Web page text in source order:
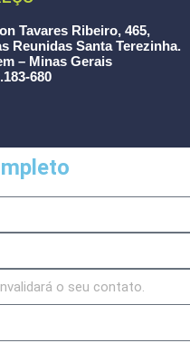
Tavares Ribeiro, 465,
ReunidasSanta Terezinha.
– Minas Gerais
-680